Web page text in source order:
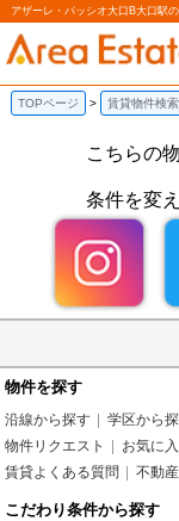
アザーレ・パッシオ大口B大口駅
TOPページ 賃貸物件検索
こちらの
条件を変
物件を探す
沿線から探す 学区から
物件リクエスト
お気に
賃貸よくある質問
不動
こだわり条件から探す